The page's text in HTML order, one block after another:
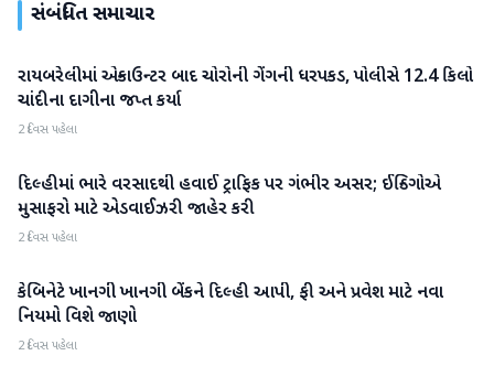
સંબંધિત સમાચાર
રાષ્ટ્રીય
રાયબરેલીમાં એન્કાઉન્ટર બાદ ચોરોની ગેંગની ધરપકડ, પોલીસે 12.4 કિલો
ચાંદીના દાગીના જપ્ત કર્યા
2 દિવસ પહેલા
રાષ્ટ્રીય
દિલ્હીમાં ભારે વરસાદથી હવાઈ ટ્રાફિક પર ગંભીર અસર; ઈન્ડિગોએ
મુસાફરો માટે એડવાઈઝરી જાહેર કરી
2 દિવસ પહેલા
રાષ્ટ્રીય
કેબિનેટે ખાનગી ખાનગી બેંકને દિલ્હી આપી, ફી અને પ્રવેશ માટે નવા
નિયમો વિશે જાણો
2 દિવસ પહેલા